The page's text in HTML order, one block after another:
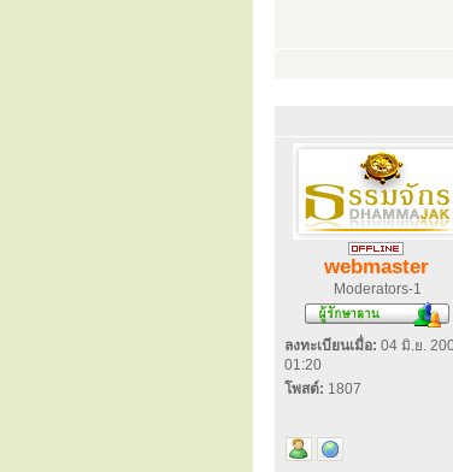
webmaster
Moderators-1
ลงทะเบียนเมื่อ: 04 มิ.ย.
01:20
โพสต์: 1807